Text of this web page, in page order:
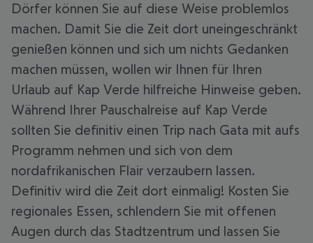
Dörfer können Sie auf diese Weise problemlos
machen. Damit Sie die Zeit dort uneingeschränkt
genießen können und sich um nichts Gedanken
machen müssen, wollen wir Ihnen für Ihren
Urlaub auf Kap Verde hilfreiche Hinweise geben.
Während Ihrer Pauschalreise auf Kap Verde
sollten Sie definitiv einen Trip nach Gata mit aufs
Programm nehmen und sich von dem
nordafrikanischen Flair verzaubern lassen.
Definitiv wird die Zeit dort einmalig! Kosten Sie
regionales Essen, schlendern Sie mit offenen
Augen durch das Stadtzentrum und lassen Sie